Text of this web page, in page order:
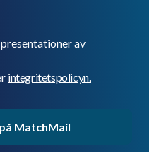
av
integritetspolicyn.
MatchMail